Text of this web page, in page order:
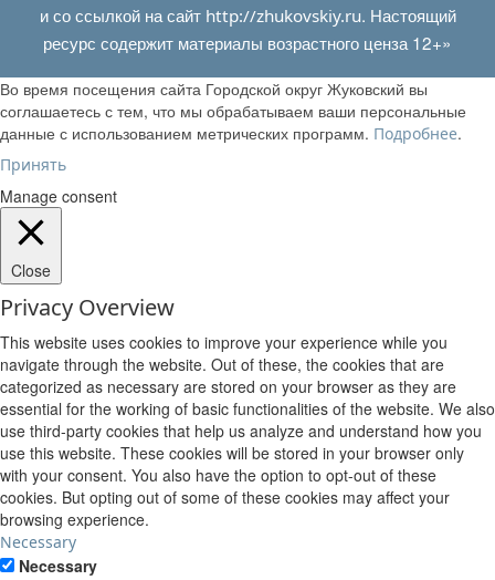
и со ссылкой на сайт http://zhukovskiy.ru. Настоящий
ресурс содержит материалы возрастного ценза 12+»
Во время посещения сайта Городской округ Жуковский вы
соглашаетесь с тем, что мы обрабатываем ваши персональные
данные с использованием метрических программ. Подробнее.
Принять
Manage consent
Close
Privacy Overview
This website uses cookies to improve your experience while you
navigate through the website. Out of these, the cookies that are
categorized as necessary are stored on your browser as they are
essential for the working of basic functionalities of the website. We also
use third-party cookies that help us analyze and understand how you
use this website. These cookies will be stored in your browser only
with your consent. You also have the option to opt-out of these
cookies. But opting out of some of these cookies may affect your
browsing experience.
Necessary
Necessary